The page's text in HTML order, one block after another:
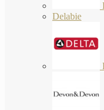
Delabie